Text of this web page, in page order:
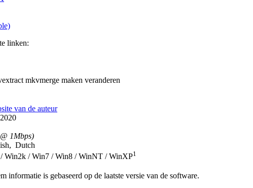
linken:
mkvmerge maken veranderen
van de auteur
1Mbps)
Dutch
Win2k / Win7 / Win8 / WinNT / WinXP1
informatie is gebaseerd op de laatste versie van de software.